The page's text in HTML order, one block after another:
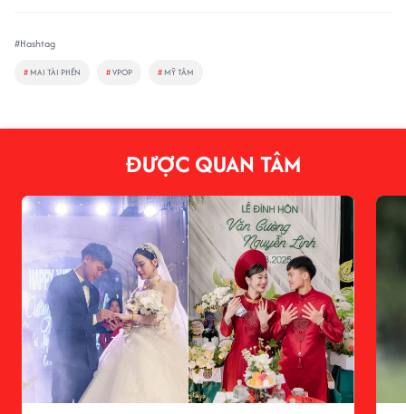
#Hashtag
# MAI TÀI PHẾN #VPOP # MỸ TÂM
ĐƯỢC QUAN TÂM